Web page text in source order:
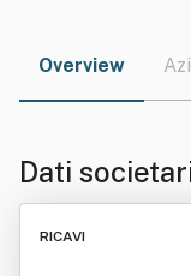
Overview
Dati
RICAVI